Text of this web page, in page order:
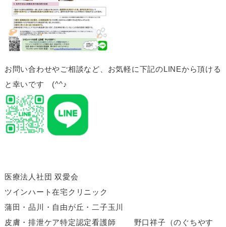
お問い合わせやご相談など、お気軽に下記のLINEから頂ける
と幸いです (^^♪
医療法人社団 双愛会
ツインハート在宅クリニック
蒲田・品川・自由が丘・二子玉川
皮膚・排泄ケア特定認定看護師 野口祥子（のぐちやす